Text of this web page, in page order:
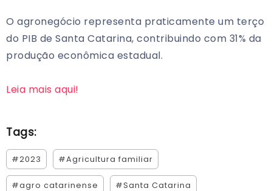
O agronegócio representa praticamente um terço
do PIB de Santa Catarina, contribuindo com 31% da
produção econômica estadual.
Leia mais aqui!
Tags:
#2023 #Agricultura familiar
#agro catarinense #Santa Catarina